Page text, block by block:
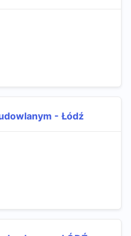
- Łódź